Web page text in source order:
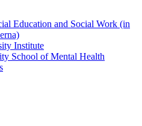
Education and Social Work (in
Institute
School of Mental Health